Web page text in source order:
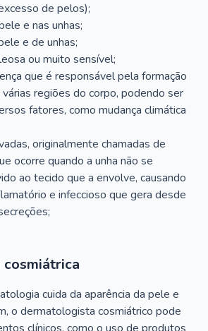
de pelos);
e nas unhas;
e de unhas;
ou muito sensível;
que é responsável pela formação
regiões do corpo, podendo ser
fatores, como mudança climática
originalmente chamadas de
ocorre quando a unha não se
ao tecido que a envolve, causando
e infeccioso que gera desde
cuida da aparência da pele e
o dermatologista cosmiátrico pode